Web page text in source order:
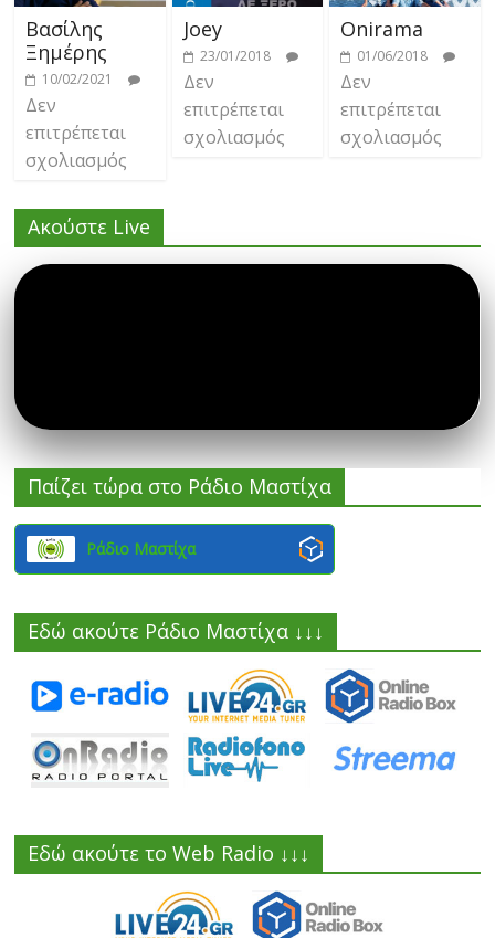
Βασίλης
Ξημέρης
10/02/2021
Δεν
επιτρέπεται
σχολιασμός
Joey
23/01/2018
Δεν
επιτρέπεται
σχολιασμός
Onirama
01/06/2018
Δεν
επιτρέπεται
σχολιασμός
Ακούστε Live
Παίζει τώρα στο Ράδιο Μαστίχα
Ράδιο Μαστίχα
Εδώ ακούτε Ράδιο Μαστίχα ↓↓↓
Εδώ ακούτε το Web Radio ↓↓↓